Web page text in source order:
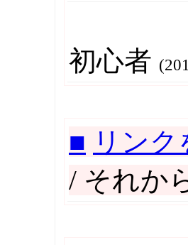
初心者
■ リン
/ それか